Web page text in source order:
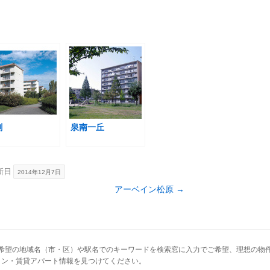
泉南一丘
日 2014年12月7日
アーベイン松原 →
の地域名（市・区）や駅名でのキーワードを検索窓に入力でご希望、理想の物
・賃貸アパート情報を見つけてください。